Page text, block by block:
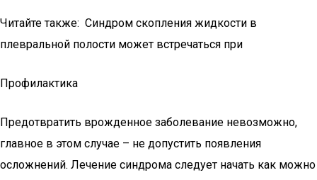
Читайте также: Синдром скопления жидкости в
плевральной полости может встречаться при
Профилактика
Предотвратить врожденное заболевание невозможно,
главное в этом случае – не допустить появления
осложнений. Лечение синдрома следует начать как можно